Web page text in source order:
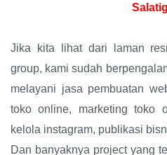
Jika kita lihat dari laman
group, kami sudah
melayani jasa pembuatan
toko online, marketing toko
kelola instagram, publikasi
Dan banyaknya project yang